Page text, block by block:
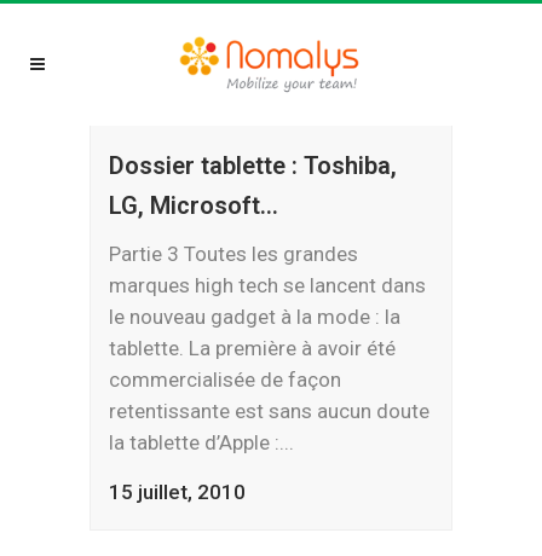
Dossier tablette : Toshiba,
LG, Microsoft…
Partie 3 Toutes les grandes
marques high tech se lancent dans
le nouveau gadget à la mode : la
tablette. La première à avoir été
commercialisée de façon
retentissante est sans aucun doute
la tablette d’Apple :...
15 juillet, 2010